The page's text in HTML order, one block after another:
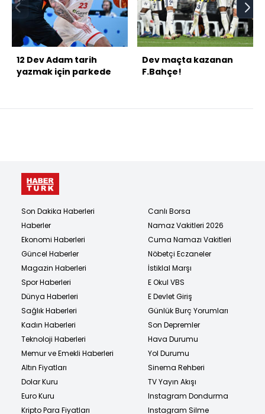
12 Dev Adam tarih
yazmak için parkede
Dev maçta kazanan
F.Bahçe!
Son Dakika Haberleri
Haberler
Ekonomi Haberleri
Güncel Haberler
Magazin Haberleri
Spor Haberleri
Dünya Haberleri
Sağlık Haberleri
Kadın Haberleri
Teknoloji Haberleri
Memur ve Emekli Haberleri
Altın Fiyatları
Dolar Kuru
Euro Kuru
Kripto Para Fiyatları
Canlı Borsa
Namaz Vakitleri 2026
Cuma Namazı Vakitleri
Nöbetçi Eczaneler
İstiklal Marşı
E Okul VBS
E Devlet Giriş
Günlük Burç Yorumları
Son Depremler
Hava Durumu
Yol Durumu
Sinema Rehberi
TV Yayın Akışı
Instagram Dondurma
Instagram Silme